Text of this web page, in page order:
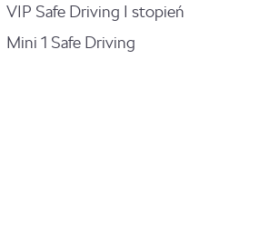
VIP Safe Driving I stopień
Mini 1 Safe Driving